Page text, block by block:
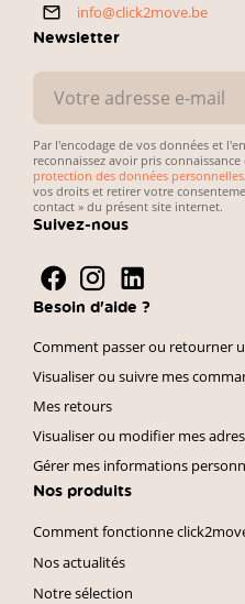
directe
démarches
Newsletter
Votre
adresse
e-
mail
Par l'encodage de vos données et
reconnaissez avoir pris
protection des données personnelles
vos droits et retirer votre
contact » du présent site internet.
info@click2move.be
Suivez-nous
Besoin d'aide ?
Comment passer ou retourner
Visualiser ou suivre mes
Mes retours
Visualiser ou modifier mes
Gérer mes informations
Nos produits
Comment fonctionne
Nos actualités
Notre sélection